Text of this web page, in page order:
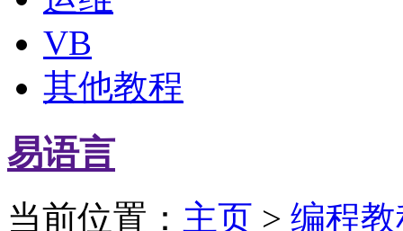
VB
其他教程
易语言
当前位置： 主页 > 编程